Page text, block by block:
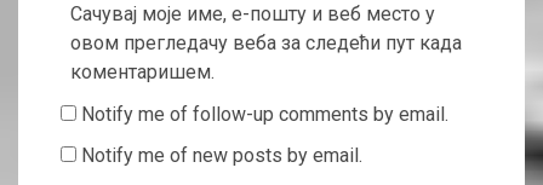
Сачувај моје име, е-пошту и веб место у
овом прегледачу веба за следећи пут када
коментаришем.
Notify me of follow-up comments by email.
Notify me of new posts by email.